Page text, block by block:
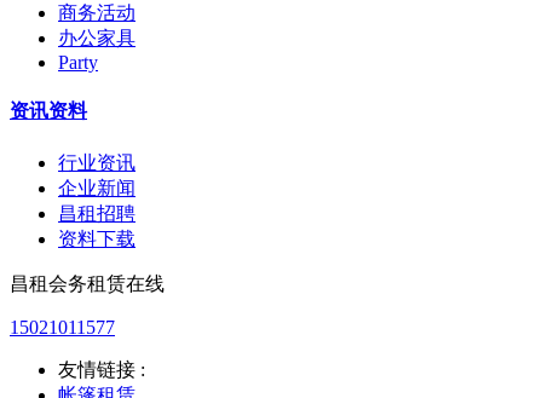
商务活动
办公家具
Party
资讯资料
行业资讯
企业新闻
昌租招聘
资料下载
昌租会务租赁在线
15021011577
友情链接 :